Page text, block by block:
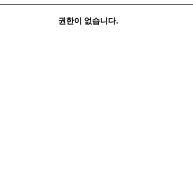
권한이 없습니다.